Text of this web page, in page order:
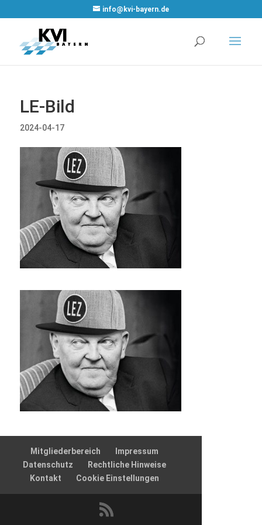
info@kvi-bayern.de
LE-Bild
2024-04-17
Mitgliederbereich
Impressum
Datenschutz
Rechtliche Hinweise
Kontakt
Cookie Einstellungen
Cookie Plugin
Cookie Banner